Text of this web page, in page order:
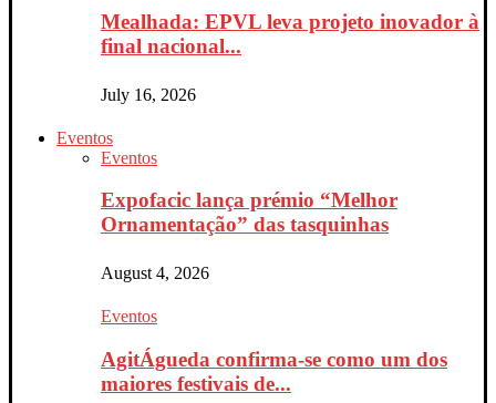
Mealhada: EPVL leva projeto inovador à
final nacional...
July 16, 2026
Eventos
Eventos
Expofacic lança prémio “Melhor
Ornamentação” das tasquinhas
August 4, 2026
Eventos
AgitÁgueda confirma-se como um dos
maiores festivais de...